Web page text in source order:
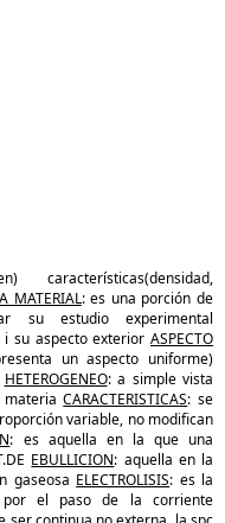
características(densidad,
MATERIAL: es una porción de
su estudio experimental
su aspecto exterior ASPECTO
un aspecto uniforme)
HETEROGENEO: a simple vista
materiaCARACTERISTICAS: se
variable, no modifican
: es aquella en la que una
EBULLICION: aquella en la
gaseosa ELECTROLISIS: es la
por el paso de la corriente